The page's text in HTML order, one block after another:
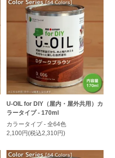
U-OIL for DIY（屋内・屋外共用）カ
ラータイプ - 170ml
カラータイプ - 全64色
2,100円(税込2,310円)